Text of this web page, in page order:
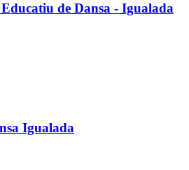
de Dansa - Igualada
Igualada